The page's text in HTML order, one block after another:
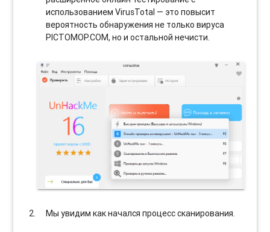
использованием VirusTotal — это повысит
вероятность обнаружения не только вируса
PICTOMOP.COM, но и остальной нечисти.
Мы увидим как начался процесс сканирования.